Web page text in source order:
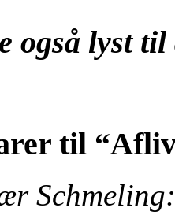
også lyst
til
Schmeling: